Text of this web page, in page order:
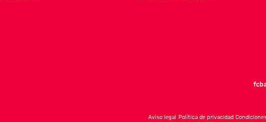
Aviso legal Política de privacidad